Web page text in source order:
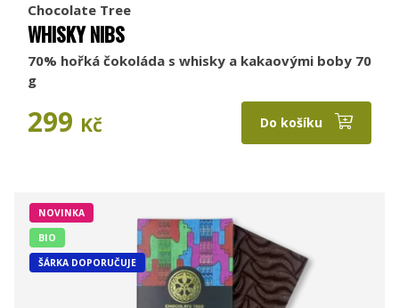
Chocolate Tree
WHISKY NIBS
70% hořká čokoláda s whisky a kakaovými boby 70
g
299 Kč Do košíku
NOVINKA
BIO
ŠÁRKA DOPORUČUJE